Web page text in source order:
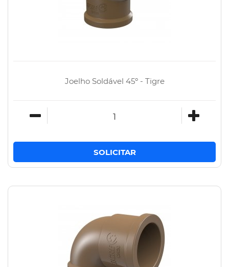
Joelho Soldável 45º - Tigre